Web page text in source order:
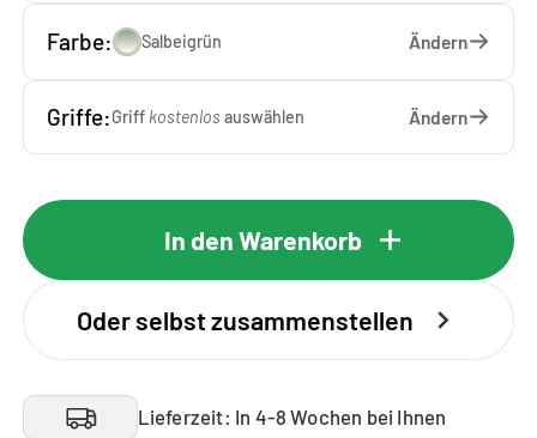
Farbe: Salbeigrün Ändern
Griffe:Griff kostenlosauswählen Ändern
In den Warenkorb
Oder selbst zusammenstellen
Lieferzeit: In 4-8 Wochen bei Ihnen